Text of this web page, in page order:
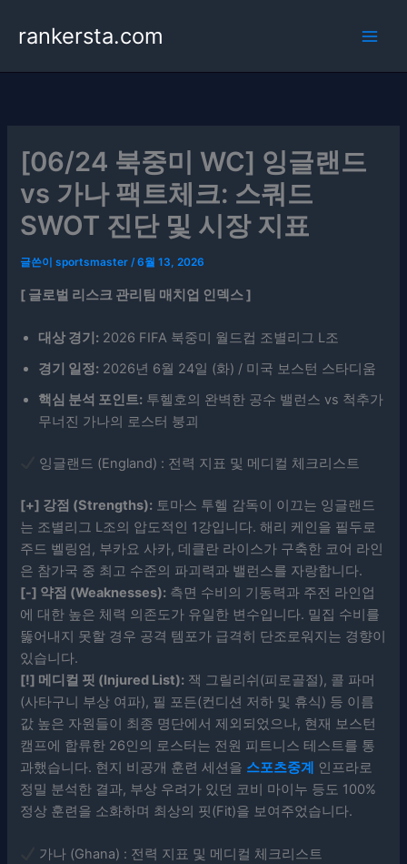
로
rankersta.com
[06/24 북중미 WC] 잉글랜드
vs 가나 팩트체크: 스쿼드
SWOT 진단 및 시장 지표
글쓴이sportsmaster/6월 13, 2026
[ 글로벌 리스크 관리팀 매치업 인덱스 ]
대상 경기: 2026 FIFA 북중미 월드컵 조별리그 L조
경기 일정: 2026년 6월 24일 (화) / 미국 보스턴 스타디움
핵심 분석 포인트: 투헬호의 완벽한 공수 밸런스 vs 척추가
무너진 가나의 로스터 붕괴
잉글랜드 (England) : 전력 지표 및 메디컬 체크리스트
[+] 강점 (Strengths): 토마스 투헬 감독이 이끄는 잉글랜드
는 조별리그 L조의 압도적인 1강입니다. 해리 케인을 필두로
주드 벨링엄, 부카요 사카, 데클란 라이스가 구축한 코어 라인
은 참가국 중 최고 수준의 파괴력과 밸런스를 자랑합니다.
[-] 약점 (Weaknesses): 측면 수비의 기동력과 주전 라인업
에 대한 높은 체력 의존도가 유일한 변수입니다. 밀집 수비를
뚫어내지 못할 경우 공격 템포가 급격히 단조로워지는 경향이
있습니다.
[!] 메디컬 핏 (Injured List): 잭 그릴리쉬(피로골절), 콜 파머
(사타구니 부상 여파), 필 포든(컨디션 저하 및 휴식) 등 이름
값 높은 자원들이 최종 명단에서 제외되었으나, 현재 보스턴
캠프에 합류한 26인의 로스터는 전원 피트니스 테스트를 통
과했습니다. 현지 비공개 훈련 세션을 스포츠중계 인프라로
정밀 분석한 결과, 부상 우려가 있던 코비 마이누 등도 100%
정상 훈련을 소화하며 최상의 핏(Fit)을 보여주었습니다.
가나 (Ghana) : 전력 지표 및 메디컬 체크리스트